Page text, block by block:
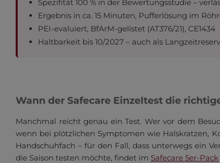
Spezifität 100 % in der Bewertungsstudie –
Ergebnis in ca. 15 Minuten, Pufferlösung im
PEI-evaluiert, BfArM-gelistet (AT376/21), CE1434
Haltbarkeit bis 10/2027 – auch als
Wann der Safecare Einzeltest die
Manchmal reicht genau ein Test. Wer vor dem
wenn bei plötzlichen Symptomen wie Halskratzen,
Handschuhfach – für den Fall, dass unterwegs ein
die Saison testen möchte, findet im Safecare 5er-Pack